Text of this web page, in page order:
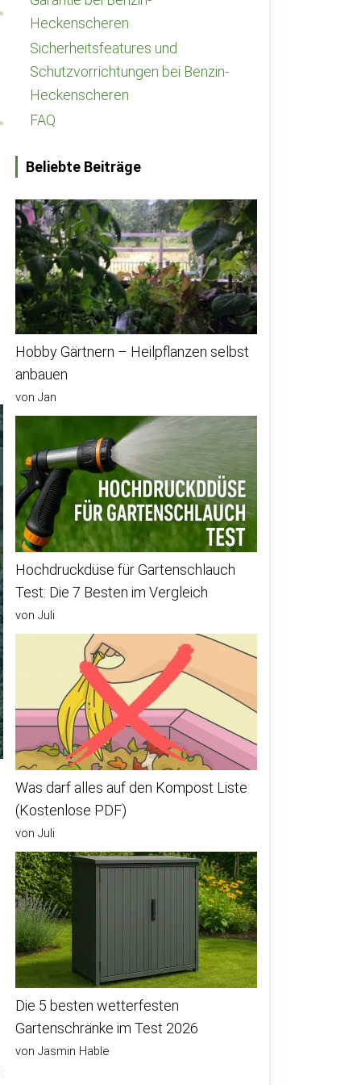
Heckenscheren
Sicherheitsfeatures und
Schutzvorrichtungen bei Benzin-
Heckenscheren
FAQ
Beliebte Beiträge
Hobby Gärtnern – Heilpflanzen selbst
anbauen
von Jan
Hochdruckdüse für Gartenschlauch
Test: Die 7 Besten im Vergleich
von Juli
Was darf alles auf den Kompost Liste
(Kostenlose PDF)
von Juli
Die 5 besten wetterfesten
Gartenschränke im Test 2026
von Jasmin Hable